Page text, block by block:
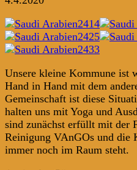
Unsere kleine Kommune ist
Hand in Hand mit dem
Gemeinschaft ist diese
halten uns mit Yoga und
sind zunächst erfüllt mit der
Reinigung VAnGOs und die
immer noch im Raum steht.